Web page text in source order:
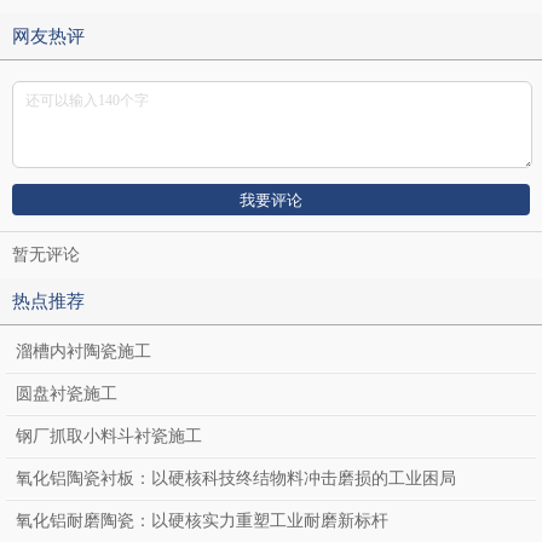
网友热评
暂无评论
热点推荐
溜槽内衬陶瓷施工
圆盘衬瓷施工
钢厂抓取小料斗衬瓷施工
氧化铝陶瓷衬板：以硬核科技终结物料冲击磨损的工业困局
氧化铝耐磨陶瓷：以硬核实力重塑工业耐磨新标杆